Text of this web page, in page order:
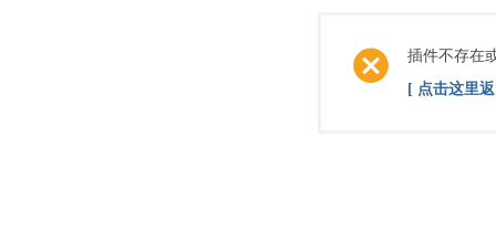
插件不存在
[ 点击这里